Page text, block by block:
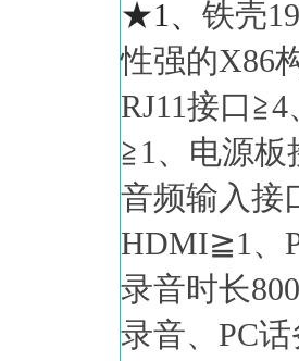
★1、 铁壳
性强的X86
RJ11接口
≧1、电源
音频输入接
HDMI≧1、
录音时长
录音、PC